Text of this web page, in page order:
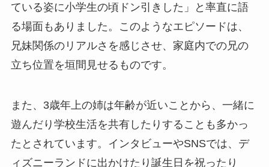
ている姿に小学生の頃ドン引きした」と率直に語
る場面もありました。このようなエピソードは、
兄妹関係のリアルさを感じさせ、家庭内での兄の
立ち位置を垣間見せるものです。
また、3歳年上の姉は年齢が近いことから、一緒に
遊んだり学校生活を共有したりすることも多かっ
たとされています。インタビューやSNSでは、デ
ィズニーランドに出かけたり誕生日を祝ったり